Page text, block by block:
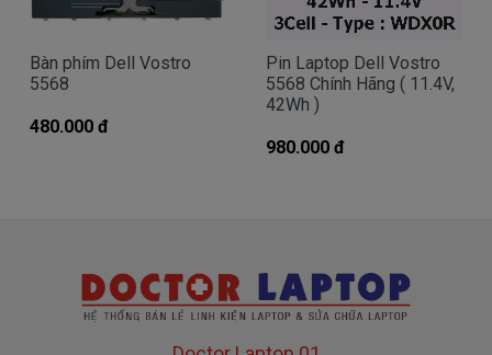
Giá Sạc dell chính hãng mua là bao
nhiêu
Trên thị trường thì có nhiều loại sạc cho máy
Sạc Dell Vostro Oem sạc thay thếGiá
Bàn phím Dell Vostro
5568
480.000 đ
Pin Laptop Dell Vostro
5568 Chính Hãng ( 11.4V,
42Wh )
980.000 đ